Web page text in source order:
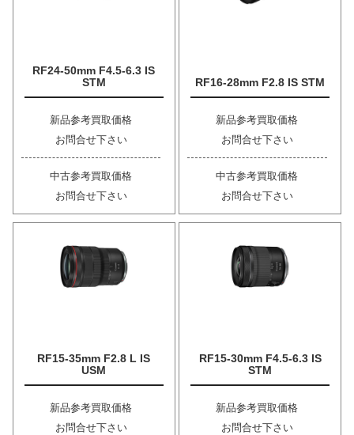
RF24-50mm F4.5-6.3 IS
STM
新品参考買取価格
お問合せ下さい
中古参考買取価格
お問合せ下さい
RF16-28mm F2.8 IS STM
新品参考買取価格
お問合せ下さい
中古参考買取価格
お問合せ下さい
RF15-35mm F2.8 L IS
USM
新品参考買取価格
お問合せ下さい
RF15-30mm F4.5-6.3 IS
STM
新品参考買取価格
お問合せ下さい